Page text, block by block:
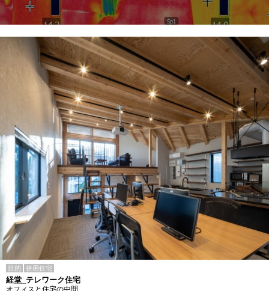
目的 併用住宅
経堂_テレワーク住宅